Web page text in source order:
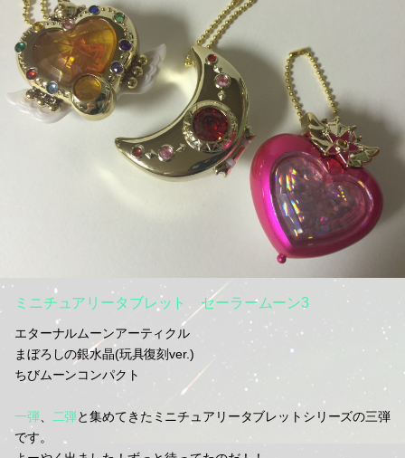
ミニチュアリータブレット セーラームーン3
エターナルムーンアーティクル
まぼろしの銀水晶(玩具復刻ver.)
ちびムーンコンパクト
一弾、 二弾と集めてきたミニチュアリータブレットシリーズの三弾
です。